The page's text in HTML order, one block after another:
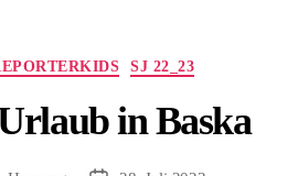
KategorienSJ 22_23
in Baska